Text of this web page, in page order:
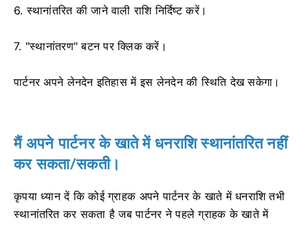
6. स्थानांतरित की जाने वाली राशि निर्दिष्ट करें।
7. "स्थानांतरण" बटन पर क्लिक करें।
पार्टनर अपने लेनदेन इतिहास में इस लेनदेन की स्थिति देख सकेगा।
मैं अपने पार्टनर के खाते में धनराशि स्थानांतरित नहीं
कर सकता/सकती।
कृपया ध्यान दें कि कोई ग्राहक अपने पार्टनर के खाते में धनराशि तभी
स्थानांतरित कर सकता है जब पार्टनर ने पहले ग्राहक के खाते में